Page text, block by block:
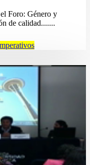
Foro: Género y
de calidad.......